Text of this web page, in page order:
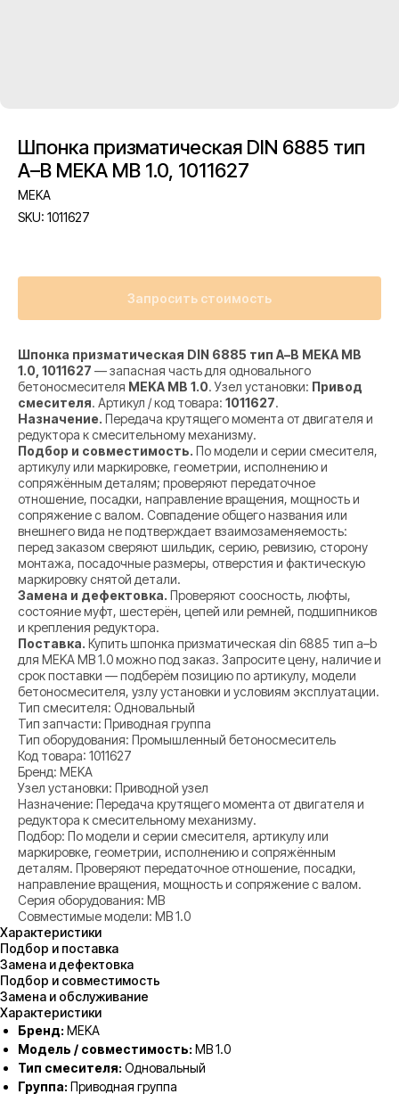
Шпонка призматическая DIN 6885 тип
A–B MEKA MB 1.0, 1011627
MEKA
SKU: 1011627
Запросить стоимость
Шпонка призматическая DIN 6885 тип A–B MEKA MB
1.0, 1011627 — запасная часть для одновального
бетоносмесителя MEKA MB 1.0. Узел установки: Привод
смесителя. Артикул / код товара: 1011627.
Назначение. Передача крутящего момента от двигателя и
редуктора к смесительному механизму.
Подбор и совместимость. По модели и серии смесителя,
артикулу или маркировке, геометрии, исполнению и
сопряжённым деталям; проверяют передаточное
отношение, посадки, направление вращения, мощность и
сопряжение с валом. Совпадение общего названия или
внешнего вида не подтверждает взаимозаменяемость:
перед заказом сверяют шильдик, серию, ревизию, сторону
монтажа, посадочные размеры, отверстия и фактическую
маркировку снятой детали.
Замена и дефектовка. Проверяют соосность, люфты,
состояние муфт, шестерён, цепей или ремней, подшипников
и крепления редуктора.
Поставка. Купить шпонка призматическая din 6885 тип a–b
для MEKA MB 1.0 можно под заказ. Запросите цену, наличие и
срок поставки — подберём позицию по артикулу, модели
бетоносмесителя, узлу установки и условиям эксплуатации.
Тип смесителя: Одновальный
Тип запчасти: Приводная группа
Тип оборудования: Промышленный бетоносмеситель
Код товара: 1011627
Бренд: MEKA
Узел установки: Приводной узел
Назначение: Передача крутящего момента от двигателя и
редуктора к смесительному механизму.
Подбор: По модели и серии смесителя, артикулу или
маркировке, геометрии, исполнению и сопряжённым
деталям. Проверяют передаточное отношение, посадки,
направление вращения, мощность и сопряжение с валом.
Серия оборудования: MB
Совместимые модели: MB 1.0
Характеристики
Подбор и поставка
Замена и дефектовка
Подбор и совместимость
Замена и обслуживание
Характеристики
Бренд: MEKA
Модель / совместимость: MB 1.0
Тип смесителя: Одновальный
Группа: Приводная группа